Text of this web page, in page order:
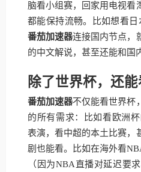
脑看小组赛，回家用电视看
都能保持流畅。比如想看
番茄加速器连接国内节点，
的中文解说，甚至还能和国
除了世界杯，还能
番茄加速器不仅能看世界杯
的所有需求：比如看欧洲
表演，看中超的本土比赛，
剧也能看。比如在海外看
（因为NBA直播对延迟要